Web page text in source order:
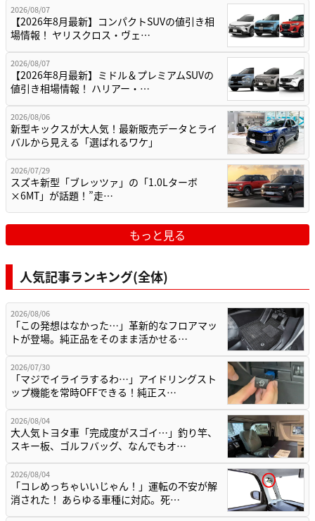
2026/08/07
【2026年8月最新】コンパクトSUVの値引き相
場情報！ ヤリスクロス・ヴェ…
2026/08/07
【2026年8月最新】ミドル＆プレミアムSUVの
値引き相場情報！ ハリアー・…
2026/08/06
新型キックスが大人気！最新販売データとライ
バルから見える「選ばれるワケ」
2026/07/29
スズキ新型「ブレッツァ」の「1.0Lターボ
×6MT」が話題！”走…
もっと見る
人気記事ランキング(全体)
2026/08/06
「この発想はなかった…」革新的なフロアマッ
トが登場。純正品をそのまま活かせる…
2026/07/30
「マジでイライラするわ…」アイドリングスト
ップ機能を常時OFFできる！純正ス…
2026/08/04
大人気トヨタ車「完成度がスゴイ…」釣り竿、
スキー板、ゴルフバッグ、なんでもオ…
2026/08/04
「コレめっちゃいいじゃん！」運転の不安が解
消された！ あらゆる車種に対応。死…